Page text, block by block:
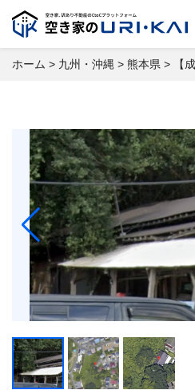
ホーム > 九州・沖縄 > 熊本県 > 【